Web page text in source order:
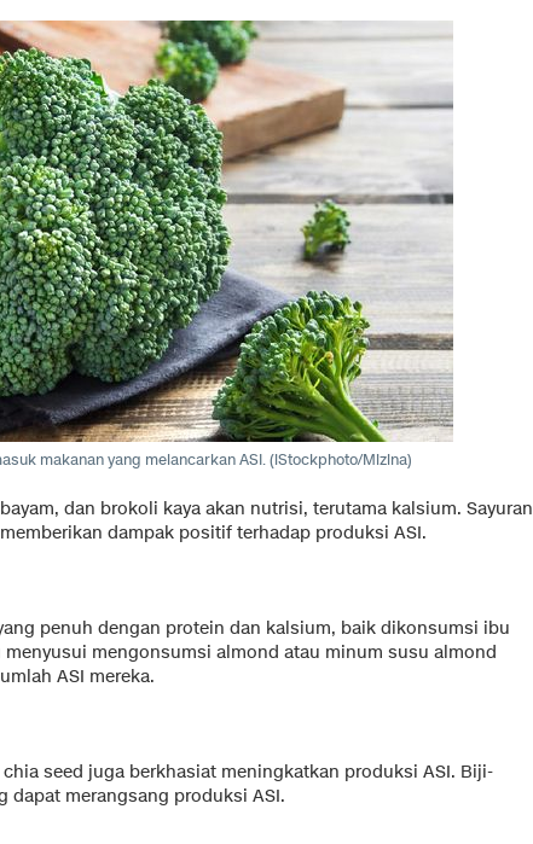
makanan yang melancarkan ASI. (iStockphoto/Mizina)
dan brokoli kaya akan nutrisi, terutama kalsium. Sayuran
dampak positif terhadap produksi ASI.
penuh dengan protein dan kalsium, baik dikonsumsi ibu
mengonsumsi almond atau minum susu almond
ASI mereka.
chia seed juga berkhasiat meningkatkan produksi ASI. Biji-
dapat merangsang produksi ASI.